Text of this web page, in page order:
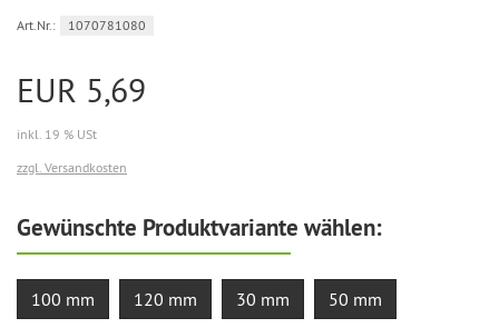
Art.Nr.: 1070781080
EUR 5,69
inkl. 19 % USt
zzgl. Versandkosten
Gewünschte Produktvariante wählen:
100 mm 120 mm 30 mm 50 mm